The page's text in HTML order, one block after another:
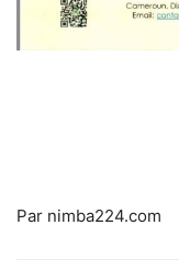
Par nimba224.com